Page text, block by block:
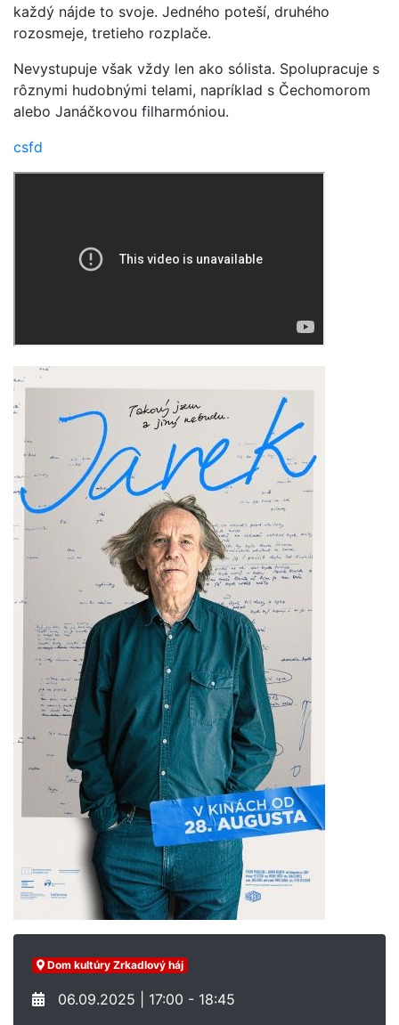
každý nájde to svoje. Jedného poteší, druhého
rozosmeje, tretieho rozplače.
Nevystupuje však vždy len ako sólista. Spolupracuje s
rôznymi hudobnými telami, napríklad s Čechomorom
alebo Janáčkovou filharmóniou.
csfd
Dom kultúry Zrkadlový háj
06.09.2025 | 17:00 - 18:45